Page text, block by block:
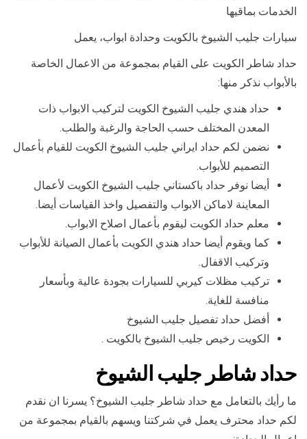
الخدمات بماقيها
سيارات جليب الشيوخ بالكويت وحدادة ابواب، يعمل
حداد شاطر الكويت على القيام بمجموعة من الاعمال الخاصة
بالأبواب نذكر منها:
حداد هندي جليب الشيوخ الكويت لتركيب الابواب ذات
المعدن المختلف حسب الحاجة والرغبة والطلب.
نضمن لكم حداد ايراني جليب الشيوخ الكويت للقيام بأعمال
التصميم للأبواب.
أيضا نوفر حداد باكستاني جليب الشيوخ الكويت لأعمال
المعاينة لاماكن الابواب والتفصيل واخذ القياسات أيضا.
معلم حداد الكويت ليقوم بأعمال اصلاح الابواب.
كما ويقوم أيضا حداد هندي الكويت بأعمال الصيانة للأبواب
وتركيب الاقفال.
تركيب مظلات كيربي للسيارات بجودة عالية وبأسعار
منافسة للغاية.
أفضل حداد تفصيل جليب الشيوخ
الكويت رخيص جليب الشيوخ بالكويت .
حداد شاطر جليب الشيوخ
ما رأيك بالتعامل مع حداد شاطر جليب الشيوخ؟ يسرنا ان نقدم
لكم حداد محترف يعمل في شركتنا ويسهم بالقيام بمجموعة من